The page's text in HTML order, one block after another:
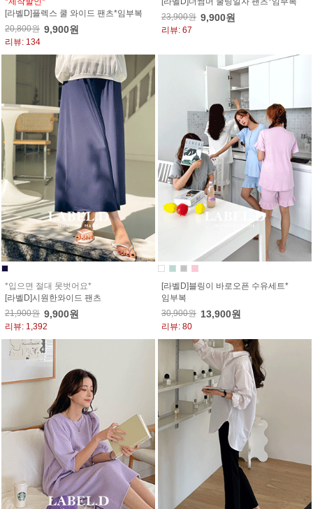
[라벨D]플렉스 쿨 와이드 팬츠*임부복
20,800원 9,900원
리뷰: 134
23,900원 9,900원
리뷰: 67
*입으면 절대 못벗어요*
[라벨D]시원한와이드 팬츠
21,900원 9,900원
리뷰: 1,392
[라벨D]블링이 바로오픈 수유세트*
임부복
30,900원 13,900원
리뷰: 80